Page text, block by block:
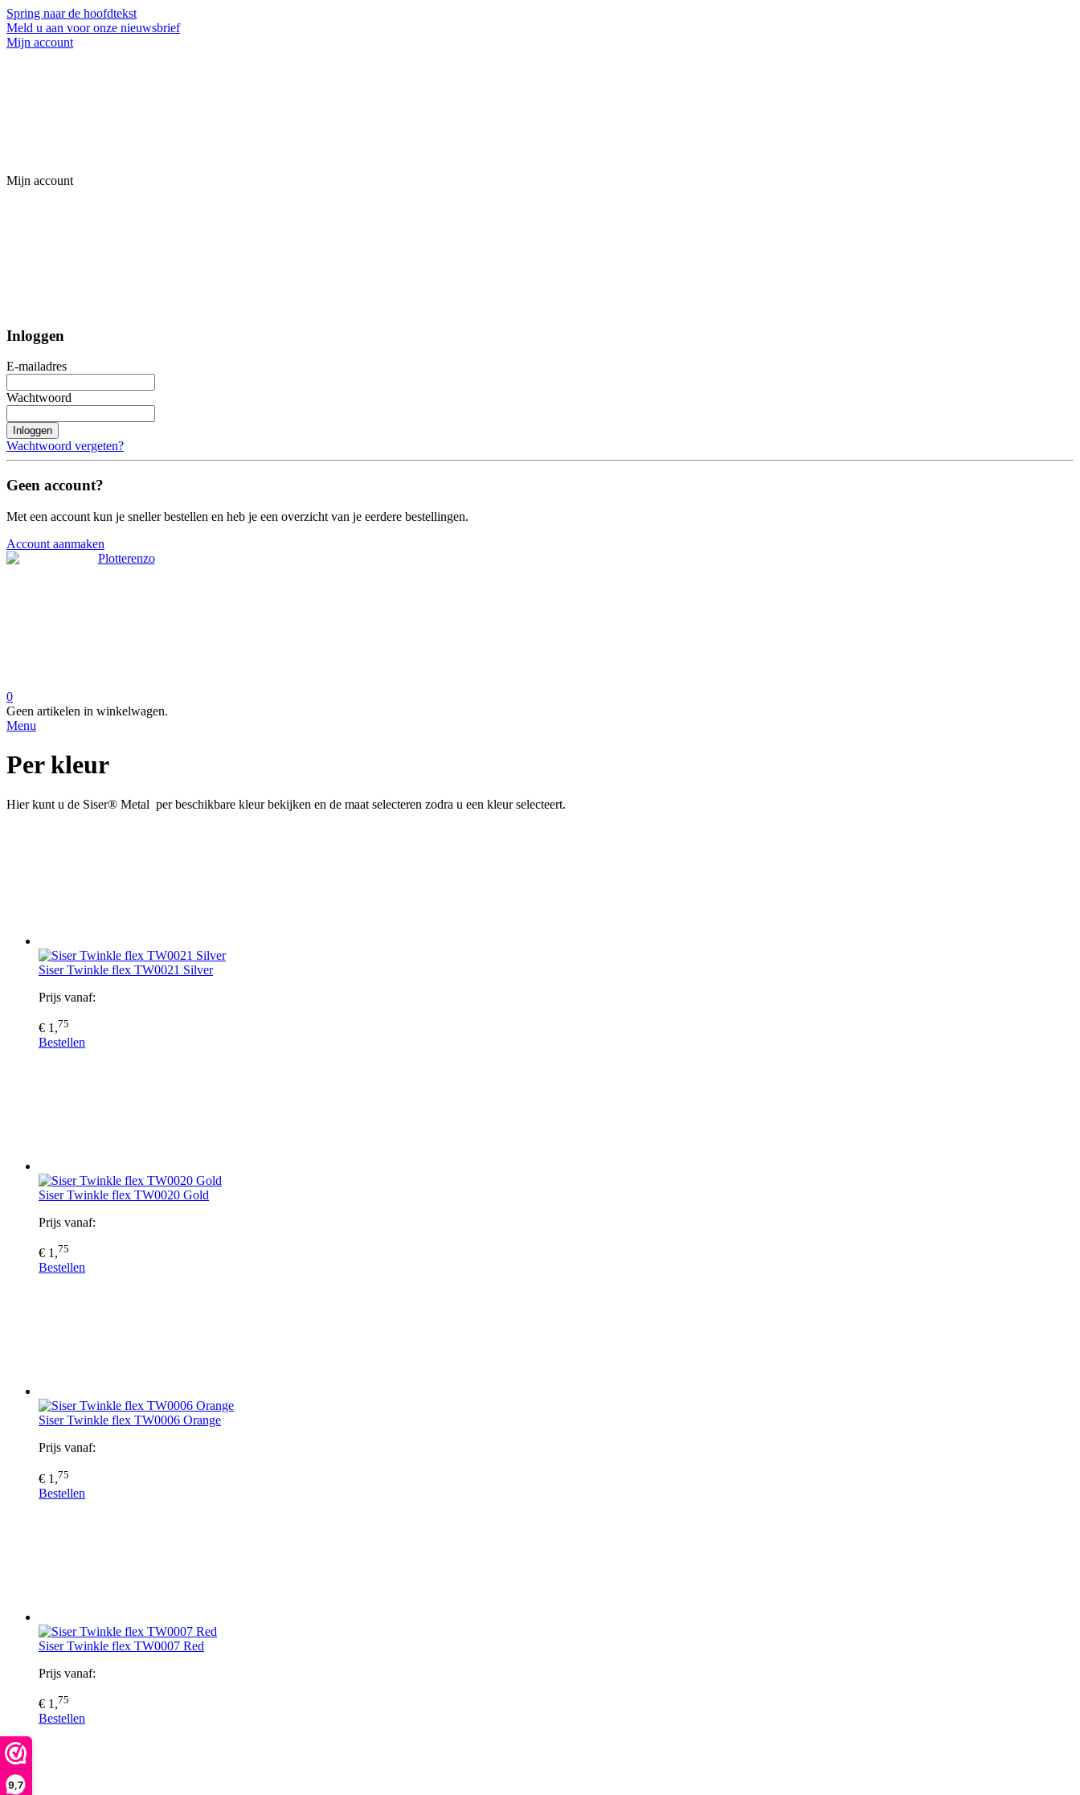
9,7
Spring naar de hoofdtekst
Meld u aan voor onze nieuwsbrief
Mijn account
Mijn account
Inloggen
E-mailadres
Wachtwoord
Inloggen
Wachtwoord vergeten?
Geen account?
Met een account kun je sneller bestellen en heb je een overzicht van je eerdere bestellingen.
Account aanmaken
0
Geen artikelen in winkelwagen.
Menu
Per kleur
Hier kunt u de Siser® Metal per beschikbare kleur bekijken en de maat selecteren zodra u een kleur selecteert.
Siser Twinkle flex TW0021 Silver
Prijs vanaf:
€ 1,75
Bestellen
Siser Twinkle flex TW0020 Gold
Prijs vanaf:
€ 1,75
Bestellen
Siser Twinkle flex TW0006 Orange
Prijs vanaf:
€ 1,75
Bestellen
Siser Twinkle flex TW0007 Red
Prijs vanaf:
€ 1,75
Bestellen